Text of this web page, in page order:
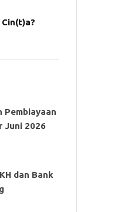
Pembiayaan
Juni 2026
dan Bank